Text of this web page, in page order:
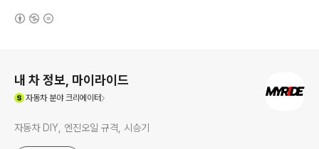
내 차 정보, 마이라이드
자동차분야 크리에이터
자동차 DIY, 엔진오일 규격, 시승기